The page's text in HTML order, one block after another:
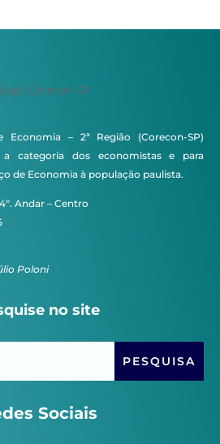
Economia – 2ª Região (Corecon-SP)
a categoria dos economistas e para
de Economia à população paulista.
Andar – Centro
Poloni
no site
Sociais